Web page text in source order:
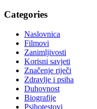
Categories
Naslovnica
Filmovi
Zanimljivosti
Korisni savjeti
Značenje riječi
Zdravlje i psiha
Duhovnost
Biografije
Psihotestovi